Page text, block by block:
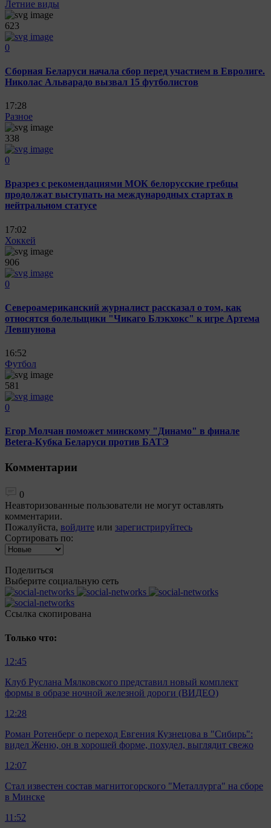
Летние виды
623
0
Сборная Беларуси начала сбор перед участием в Евролиге.
Николас Альварадо вызвал 15 футболистов
17:28
Разное
338
0
Вразрез с рекомендациями МОК белорусские гребцы
продолжат выступать на международных стартах в
нейтральном статусе
17:02
Хоккей
906
0
Североамериканский журналист рассказал о том, как
относятся болельщики "Чикаго Блэкхокс" к игре Артема
Левшунова
16:52
Футбол
581
0
Егор Молчан поможет минскому "Динамо" в финале
Betera-Кубка Беларуси против БАТЭ
Комментарии
0
Неавторизованные пользователи не могут оставлять
комментарии.
Пожалуйста, войдите или зарегистрируйтесь
Сортировать по:
Поделиться
Выберите социальную сеть
Ccылка скопирована
Только что:
12:45
Клуб Руслана Мялковского представил новый комплект
формы в образе ночной железной дороги (ВИДЕО)
12:28
Роман Ротенберг о переход Евгения Кузнецова в "Сибирь":
видел Женю, он в хорошей форме, похудел, выглядит свежо
12:07
Стал известен состав магнитогорского "Металлурга" на сборе
в Минске
11:52